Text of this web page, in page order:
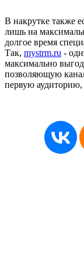
В накрутке также
лишь на
долгое время
Так, mystrm.ru -
максимально
позволяющую
первую аудиторию,